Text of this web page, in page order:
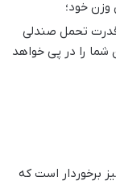
خود؛
قدرت تحمل صندلی
را در پی خواهد
برخوردار است که